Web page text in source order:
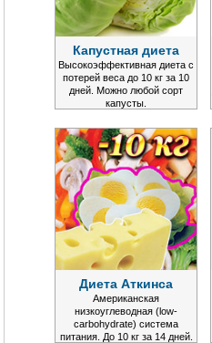
Капустная диета
Высокоэффективная диета с
потерей веса до 10 кг за 10
дней. Можно любой сорт
капусты.
Диета Аткинса
Американская
низкоуглеводная (low-
carbohydrate) система
питания. До 10 кг за 14 дней.